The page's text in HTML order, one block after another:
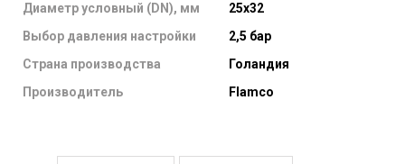
Диаметр условный (DN), мм
25х32
Выбор давления настройки
2,5 бар
Страна производства
Голандия
Производитель
Flamco